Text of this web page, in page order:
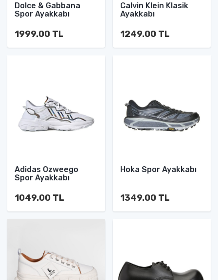
Dolce & Gabbana
Spor Ayakkabı
1999.00 TL
Calvin Klein Klasik
Ayakkabı
1249.00 TL
Adidas Ozweego
Spor Ayakkabı
1049.00 TL
Hoka Spor Ayakkabı
1349.00 TL